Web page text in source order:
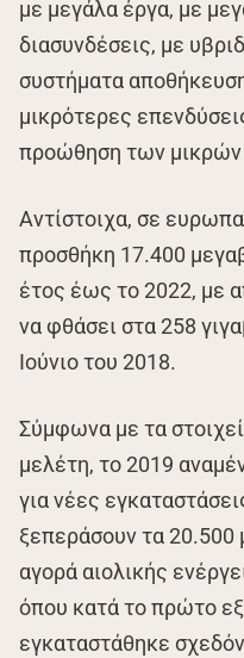
με μεγάλα έργα, με
διασυνδέσεις, με
συστήματα
μικρότερες
προώθηση των μικρών
Αντίστοιχα, σε
προσθήκη 17.400
έτος έως το 2022, με
να φθάσει στα 258
Ιούνιο του 2018.
Σύμφωνα με τα
μελέτη, το 2019
για νέες
ξεπεράσουν τα
αγορά αιολικής
όπου κατά το πρώτο
εγκαταστάθηκε